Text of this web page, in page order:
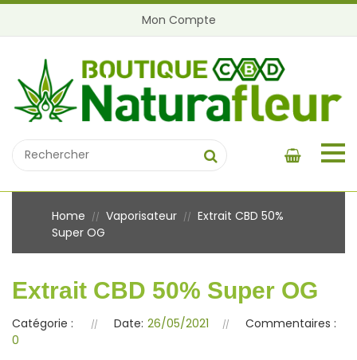
Mon Compte
Home // Vaporisateur // Extrait CBD 50%
Super OG
Extrait CBD 50% Super OG
Catégorie : Date: 26/05/2021
Commentaires :
0